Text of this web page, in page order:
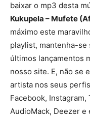
baixar o mp3 desta
Kukupela – Mufete
máximo este
playlist, mantenha-se
últimos lançamentos
nosso site. E, não se
artista nos seus
Facebook, Instagram,
AudioMack, Deezer